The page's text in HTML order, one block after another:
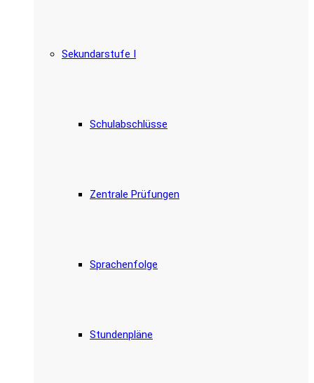
Sekundarstufe I
Schulabschlüsse
Zentrale Prüfungen
Sprachenfolge
Stundenpläne